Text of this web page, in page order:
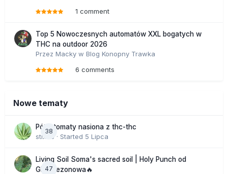
1 comment
Top 5 Nowoczesnych automatów XXL bogatych w
THC na outdoor 2026
Przez Macky w Blog Konopny Trawka
6 comments
Nowe tematy
38
Półautomaty nasiona z thc-thc
stix33 · Started 5 Lipca
47
Living Soil Soma's sacred soil | Holy Punch od
GHS sezonowa🔥